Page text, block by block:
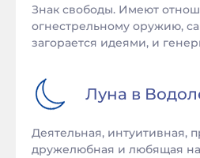
Знак свободы. Имеют
огнестрельному оружию,
загорается идеями, и
Луна в
Деятельная, интуитивная,
дружелюбная и любящая